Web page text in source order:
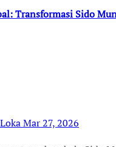
Transformasi Sido
Mar 27, 2026